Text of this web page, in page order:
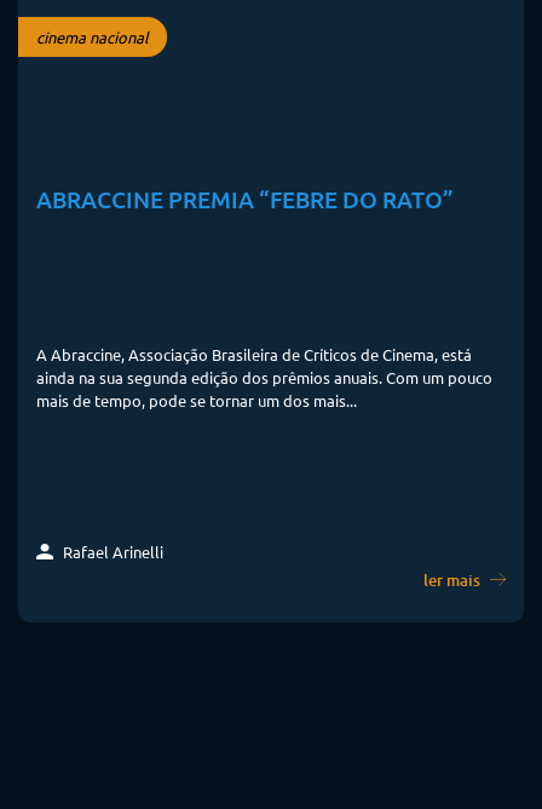
cinema nacional
ABRACCINE PREMIA “FEBRE DO RATO”
A Abraccine, Associação Brasileira de Críticos de Cinema, está
ainda na sua segunda edição dos prêmios anuais. Com um pouco
mais de tempo, pode se tornar um dos mais...
Rafael Arinelli
ler mais